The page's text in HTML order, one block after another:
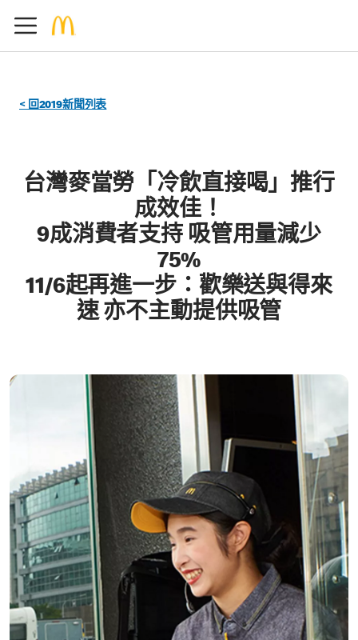
< 回2019新聞列表
台灣麥當勞「冷飲直接喝」推行
成效佳！
9成消費者支持 吸管用量減少
75%
11/6起再進一步：歡樂送與得來
速 亦不主動提供吸管